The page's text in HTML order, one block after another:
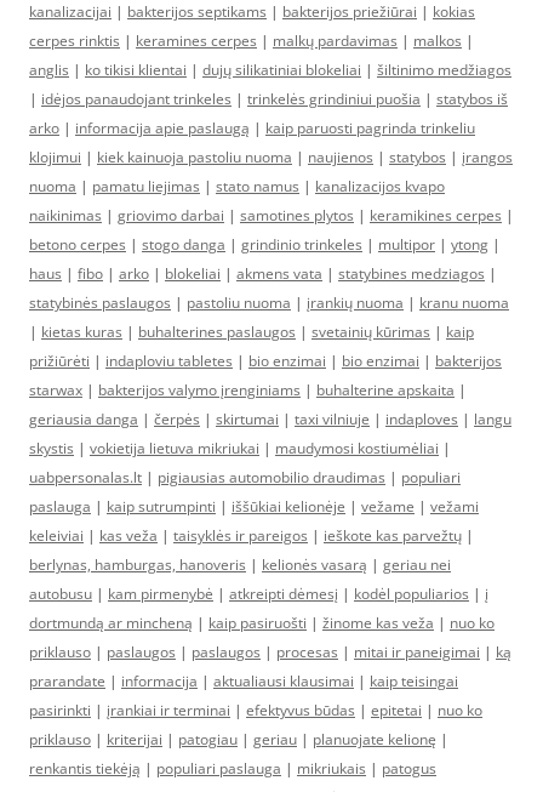
kanalizacijai | bakterijos septikams | bakterijos priežiūrai | kokias
cerpes rinktis | keramines cerpes | malkų pardavimas | malkos |
anglis | ko tikisi klientai | dujų silikatiniai blokeliai | šiltinimo medžiagos
| idėjos panaudojant trinkeles | trinkelės grindiniui puošia | statybos iš
arko | informacija apie paslaugą | kaip paruosti pagrinda trinkeliu
klojimui | kiek kainuoja pastoliu nuoma | naujienos | statybos | įrangos
nuoma | pamatu liejimas | stato namus | kanalizacijos kvapo
naikinimas | griovimo darbai | samotines plytos | keramikines cerpes |
betono cerpes | stogo danga | grindinio trinkeles | multipor | ytong |
haus | fibo | arko | blokeliai | akmens vata | statybines medziagos |
statybinės paslaugos | pastoliu nuoma | įrankių nuoma | kranu nuoma
| kietas kuras | buhalterines paslaugos | svetainių kūrimas | kaip
prižiūrėti | indaploviu tabletes | bio enzimai | bio enzimai | bakterijos
starwax | bakterijos valymo įrenginiams | buhalterine apskaita |
geriausia danga | čerpės | skirtumai | taxi vilniuje | indaploves | langu
skystis | vokietija lietuva mikriukai | maudymosi kostiumėliai |
uabpersonalas.lt | pigiausias automobilio draudimas | populiari
paslauga | kaip sutrumpinti | iššūkiai kelionėje | vežame | vežami
keleiviai | kas veža | taisyklės ir pareigos | ieškote kas parvežtų |
berlynas, hamburgas, hanoveris | kelionės vasarą | geriau nei
autobusu | kam pirmenybė | atkreipti dėmesį | kodėl populiarios | į
dortmundą ar mincheną | kaip pasiruošti | žinome kas veža | nuo ko
priklauso | paslaugos | paslaugos | procesas | mitai ir paneigimai | ką
prarandate | informacija | aktualiausi klausimai | kaip teisingai
pasirinkti | įrankiai ir terminai | efektyvus būdas | epitetai | nuo ko
priklauso | kriterijai | patogiau | geriau | planuojate kelionę |
renkantis tiekėją | populiari paslauga | mikriukais | patogus